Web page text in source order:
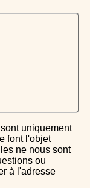
font l'objet
ne nous sont
ou
à l'adresse